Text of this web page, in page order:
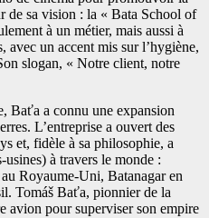
de sa vision : la « Bata School of
à un métier, mais aussi à
avec un accent mis sur l’hygiène,
slogan, « Notre client, notre
Baťa a connu une expansion
L’entreprise a ouvert des
et, fidèle à sa philosophie, a
à travers le monde :
Royaume-Uni, Batanagar en
Tomáš Baťa, pionnier de la
avion pour superviser son empire